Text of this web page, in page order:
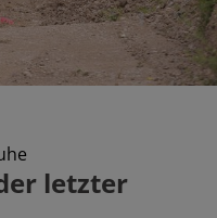
letzter